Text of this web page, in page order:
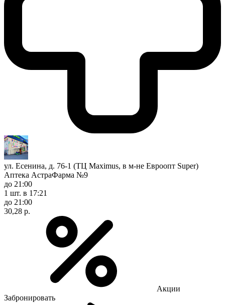
ул. Есенина, д. 76-1 (ТЦ Maximus, в м-не Евроопт Super)
Аптека АстраФарма №9
до 21:00
1 шт. в 17:21
до 21:00
30,28 р.
Акции
Забронировать